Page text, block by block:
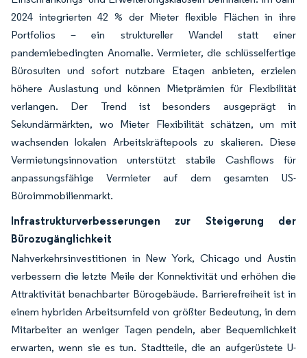
2024 integrierten 42 % der Mieter flexible Flächen in ihre
Portfolios – ein struktureller Wandel statt einer
pandemiebedingten Anomalie. Vermieter, die schlüsselfertige
Bürosuiten und sofort nutzbare Etagen anbieten, erzielen
höhere Auslastung und können Mietprämien für Flexibilität
verlangen. Der Trend ist besonders ausgeprägt in
Sekundärmärkten, wo Mieter Flexibilität schätzen, um mit
wachsenden lokalen Arbeitskräftepools zu skalieren. Diese
Vermietungsinnovation unterstützt stabile Cashflows für
anpassungsfähige Vermieter auf dem gesamten US-
Büroimmobilienmarkt.
Infrastrukturverbesserungen zur Steigerung der
Bürozugänglichkeit
Nahverkehrsinvestitionen in New York, Chicago und Austin
verbessern die letzte Meile der Konnektivität und erhöhen die
Attraktivität benachbarter Bürogebäude. Barrierefreiheit ist in
einem hybriden Arbeitsumfeld von größter Bedeutung, in dem
Mitarbeiter an weniger Tagen pendeln, aber Bequemlichkeit
erwarten, wenn sie es tun. Stadtteile, die an aufgerüstete U-